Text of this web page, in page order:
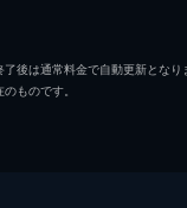
後は通常料金で自動更新となり
ものです。